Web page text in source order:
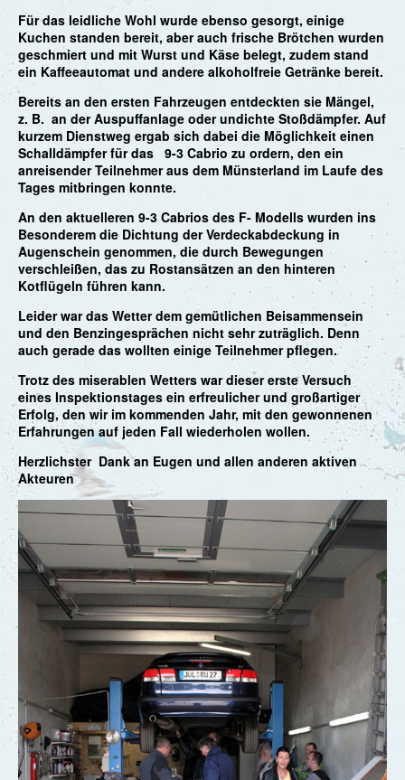
Für das leidliche Wohl wurde ebenso gesorgt, einige
Kuchen standen bereit, aber auch frische Brötchen wurden
geschmiert und mit Wurst und Käse belegt, zudem stand
ein Kaffeeautomat und andere alkoholfreie Getränke bereit.
Bereits an den ersten Fahrzeugen entdeckten sie Mängel,
z. B. an der Auspuffanlage oder undichte Stoßdämpfer. Auf
kurzem Dienstweg ergab sich dabei die Möglichkeit einen
Schalldämpfer für das 9-3 Cabrio zu ordern, den ein
anreisender Teilnehmer aus dem Münsterland im Laufe des
Tages mitbringen konnte.
An den aktuelleren 9-3 Cabrios des F- Modells wurden ins
Besonderem die Dichtung der Verdeckabdeckung in
Augenschein genommen, die durch Bewegungen
verschleißen, das zu Rostansätzen an den hinteren
Kotflügeln führen kann.
Leider war das Wetter dem gemütlichen Beisammensein
und den Benzingesprächen nicht sehr zuträglich. Denn
auch gerade das wollten einige Teilnehmer pflegen.
Trotz des miserablen Wetters war dieser erste Versuch
eines Inspektionstages ein erfreulicher und großartiger
Erfolg, den wir im kommenden Jahr, mit den gewonnenen
Erfahrungen auf jeden Fall wiederholen wollen.
Herzlichster Dank an Eugen und allen anderen aktiven
Akteuren